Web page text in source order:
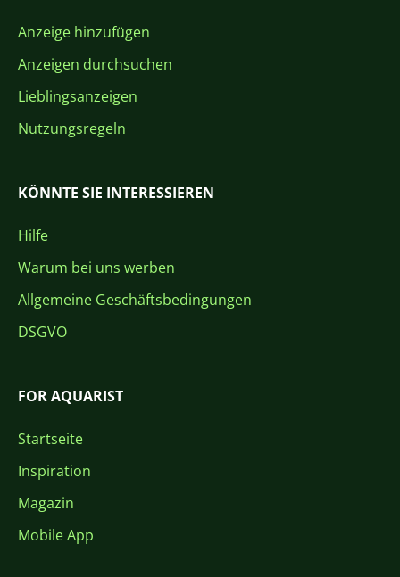
Anzeige hinzufügen
Anzeigen durchsuchen
Lieblingsanzeigen
Nutzungsregeln
KÖNNTE SIE INTERESSIEREN
Hilfe
Warum bei uns werben
Allgemeine Geschäftsbedingungen
DSGVO
FOR AQUARIST
Startseite
Inspiration
Magazin
Mobile App